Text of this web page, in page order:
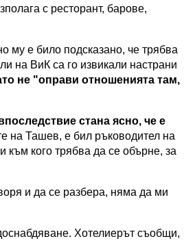
с ресторант, барове,
му е било подсказано, че трябва
на ВиК са го извикали настрани
не "оправи отношенията там,
стана ясно, че е
на Ташев, е бил ръководител на
към кого трябва да се обърне, за
и да се разбера, няма да ми
Хотелиерът съобщи,